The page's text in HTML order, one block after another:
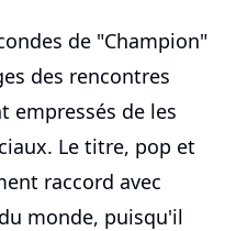
de "Champion"
des rencontres
empressés de les
Le titre, pop et
raccord avec
monde, puisqu'il